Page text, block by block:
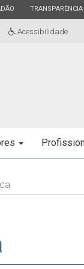
ESTADO
TRANSPARÊNCIA
Acessibilidade